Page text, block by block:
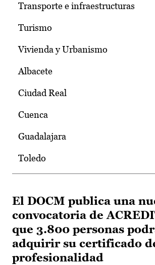
Transporte e infraestructuras
Turismo
Vivienda y Urbanismo
Albacete
Ciudad Real
Cuenca
Guadalajara
Toledo
El DOCM publica una
convocatoria de
que 3.800 personas
adquirir su certificado
profesionalidad